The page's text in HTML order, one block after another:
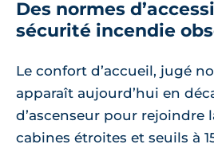
Des normes
sécurité incendie
Le confort d’accueil, jugé
apparaît aujourd’hui en
d’ascenseur pour rejoindre
cabines étroites et seuils à